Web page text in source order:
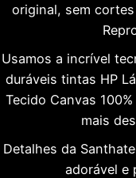
original, sem
Usamos a incrível
duráveis tintas HP
Tecido Canvas
mais
Detalhes da
adorável e